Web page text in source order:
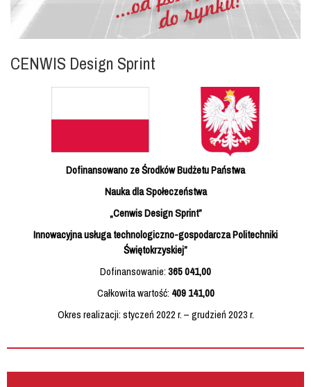
CENWIS Design Sprint
Dofinansowano ze Środków Budżetu Państwa
Nauka dla Społeczeństwa
„Cenwis Design Sprint”
Innowacyjna usługa technologiczno-gospodarcza Politechniki
Świętokrzyskiej”
Dofinansowanie:365 041,00
Całkowita wartość: 409 141,00
Okres realizacji: styczeń 2022 r. – grudzień 2023 r.